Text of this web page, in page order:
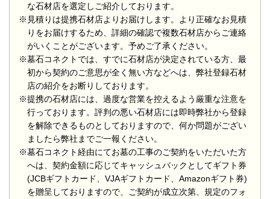
な石材店を選定しご紹介しております。
※見積りは提携石材店よりお届けします。より正確なお見積
りをお届けするため、詳細の確認で複数石材店からご連絡
がいくことがございます。予めご了承ください。
※墓石コネクトでは、すでに石材店が決定されている方、最
初から契約のご意思が全く無い方などへは、弊社登録石材
店の紹介をお断りしております。
※提携の石材店には、過度な営業を控えるよう厳重な注意を
行っております。評判の悪い石材店には即時弊社から登録
を解除できるものとしておりますので、何か問題がござい
ましたら弊社までご一報ください。
※墓石コネクト経由にてお墓の工事のご契約をいただいた方
へは、契約金額に応じてキャッシュバックとしてギフト券
(JCBギフトカード、VJAギフトカード、Amazonギフト券)
を贈呈しておりますので、ご契約が成立次第、規定のフォ